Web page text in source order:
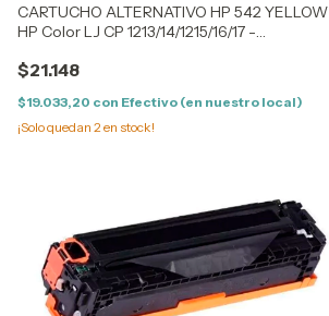
CARTUCHO ALTERNATIVO HP 542 YELLOW
HP Color LJ CP 1213/14/1215/16/17 -
5050/8050 / 1411/12/13/15/16/17/1
$21.148
$19.033,20 con Efectivo (en nuestro local)
¡Solo quedan 2 en stock!